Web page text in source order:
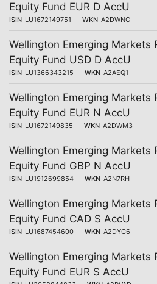
Equity Fund EUR D AccU
ISIN LU1672149751 WKN A2DWNC
Wellington Emerging Markets
Equity Fund USD D AccU
ISIN LU1366343215 WKN A2AEQ1
Wellington Emerging Markets
Equity Fund EUR N AccU
ISIN LU1672149835 WKN A2DWM3
Wellington Emerging Markets
Equity Fund GBP N AccU
ISIN LU1912699854 WKN A2N7RH
Wellington Emerging Markets
Equity Fund CAD S AccU
ISIN LU1687454600 WKN A2DYC6
Wellington Emerging Markets
Equity Fund EUR S AccU